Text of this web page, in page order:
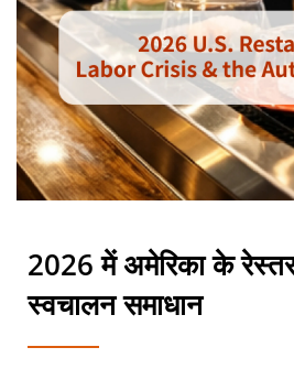
2026 में अमेरिका के
स्वचालन समाधान